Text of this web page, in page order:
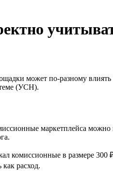
может по-разному
(УСН).
маркетплейса можно
комиссионные в размере 300
расход.